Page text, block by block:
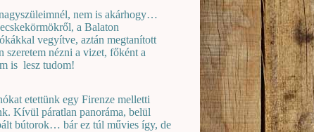
nem is akárhogy…
a Balaton
vegyítve, aztán megtanított
szeretem nézni a vizet, főként a
is lesz tudom!
etettünk egy Firenze melletti
Kívül páratlan panoráma, belül
bútorok… bár ez túl művies így, de